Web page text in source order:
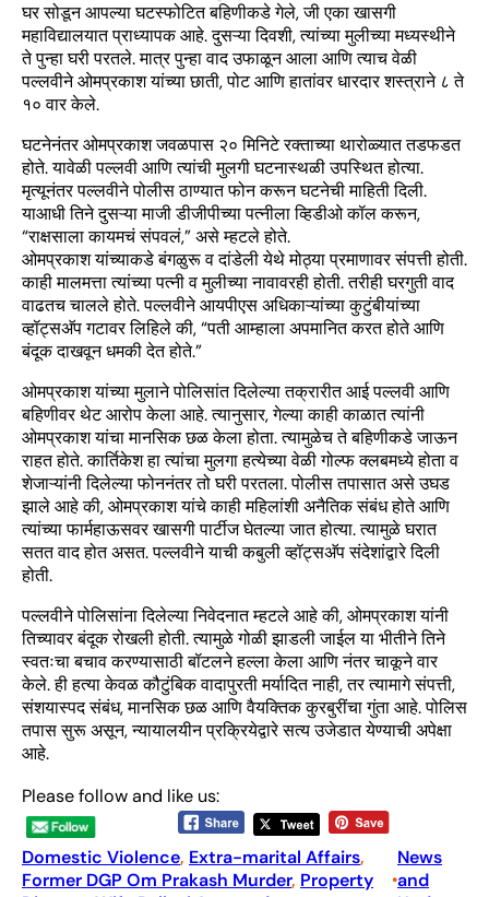
घर सोडून आपल्या घटस्फोटित बहिणीकडे गेले, जी एका खासगी
महाविद्यालयात प्राध्यापक आहे. दुसऱ्या दिवशी, त्यांच्या मुलीच्या मध्यस्थीने
ते पुन्हा घरी परतले. मात्र पुन्हा वाद उफाळून आला आणि त्याच वेळी
पल्लवीने ओमप्रकाश यांच्या छाती, पोट आणि हातांवर धारदार शस्त्राने ८ ते
१० वार केले.
घटनेनंतर ओमप्रकाश जवळपास २० मिनिटे रक्ताच्या थारोळ्यात तडफडत
होते. यावेळी पल्लवी आणि त्यांची मुलगी घटनास्थळी उपस्थित होत्या.
मृत्यूनंतर पल्लवीने पोलीस ठाण्यात फोन करून घटनेची माहिती दिली.
याआधी तिने दुसऱ्या माजी डीजीपीच्या पत्नीला व्हिडीओ कॉल करून,
“राक्षसाला कायमचं संपवलं,” असे म्हटले होते.
ओमप्रकाश यांच्याकडे बंगळुरू व दांडेली येथे मोठ्या प्रमाणावर संपत्ती होती.
काही मालमत्ता त्यांच्या पत्नी व मुलीच्या नावावरही होती. तरीही घरगुती वाद
वाढतच चालले होते. पल्लवीने आयपीएस अधिकाऱ्यांच्या कुटुंबीयांच्या
व्हॉट्सअ‍ॅप गटावर लिहिले की, “पती आम्हाला अपमानित करत होते आणि
बंदूक दाखवून धमकी देत होते.”
ओमप्रकाश यांच्या मुलाने पोलिसांत दिलेल्या तक्रारीत आई पल्लवी आणि
बहिणीवर थेट आरोप केला आहे. त्यानुसार, गेल्या काही काळात त्यांनी
ओमप्रकाश यांचा मानसिक छळ केला होता. त्यामुळेच ते बहिणीकडे जाऊन
राहत होते. कार्तिकेश हा त्यांचा मुलगा हत्येच्या वेळी गोल्फ क्लबमध्ये होता व
शेजाऱ्यांनी दिलेल्या फोननंतर तो घरी परतला. पोलीस तपासात असे उघड
झाले आहे की, ओमप्रकाश यांचे काही महिलांशी अनैतिक संबंध होते आणि
त्यांच्या फार्महाऊसवर खासगी पार्टीज घेतल्या जात होत्या. त्यामुळे घरात
सतत वाद होत असत. पल्लवीने याची कबुली व्हॉट्सअ‍ॅप संदेशांद्वारे दिली
होती.
पल्लवीने पोलिसांना दिलेल्या निवेदनात म्हटले आहे की, ओमप्रकाश यांनी
तिच्यावर बंदूक रोखली होती. त्यामुळे गोळी झाडली जाईल या भीतीने तिने
स्वतःचा बचाव करण्यासाठी बॉटलने हल्ला केला आणि नंतर चाकूने वार
केले. ही हत्या केवळ कौटुंबिक वादापुरती मर्यादित नाही, तर त्यामागे संपत्ती,
संशयास्पद संबंध, मानसिक छळ आणि वैयक्तिक कुरबुरींचा गुंता आहे. पोलिस
तपास सुरू असून, न्यायालयीन प्रक्रियेद्वारे सत्य उजेडात येण्याची अपेक्षा
आहे.
Please follow and like us:
Domestic Violence, Extra-marital Affairs
Former DGP Om Prakash Murder, Property
•
News
and